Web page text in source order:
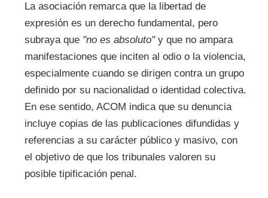
La asociación remarca que la libertad de
expresión es un derecho fundamental, pero
subraya que "no es absoluto"y que no ampara
manifestaciones que inciten al odio o la violencia,
especialmente cuando se dirigen contra un grupo
definido por su nacionalidad o identidad colectiva.
En ese sentido, ACOM indica que su denuncia
incluye copias de las publicaciones difundidas y
referencias a su carácter público y masivo, con
el objetivo de que los tribunales valoren su
posible tipificación penal.